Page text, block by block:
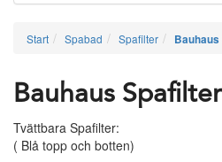
Start Spabad Spafilter Bauhaus
Bauhaus Spafilter
Tvättbara Spafilter:
( Blå topp och botten)